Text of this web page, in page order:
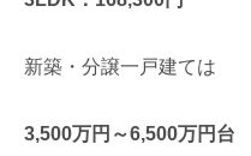
新築・分譲一戸建ては
3,500万円～6,500万円台